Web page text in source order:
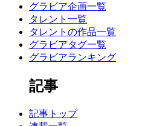
グラビア企画一覧
タレント一覧
タレントの作品一覧
グラビアタグ一覧
グラビアランキング
記事
記事トップ